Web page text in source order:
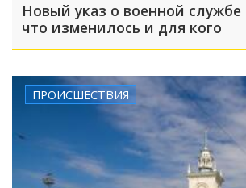
Новый указ о военной службе
что изменилось и для кого
ПРОИСШЕСТВИЯ